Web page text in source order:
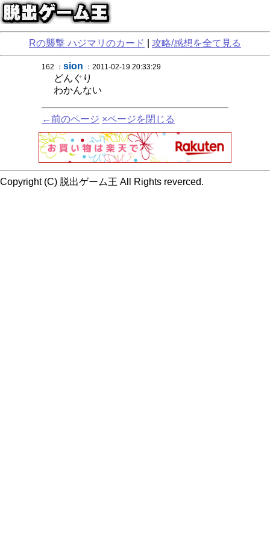
Rの襲撃 ハジマリのカード 攻略/感想を全て見る
162 ： sion ：2011-02-19 20:33:29
どんぐり
わかんない
←前のページ ×ページを閉じる
Copyright (C) 脱出ゲーム王 All Rights reverced.